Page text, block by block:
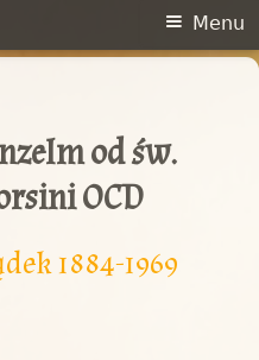
od św.
OCD
1884-1969
Menu